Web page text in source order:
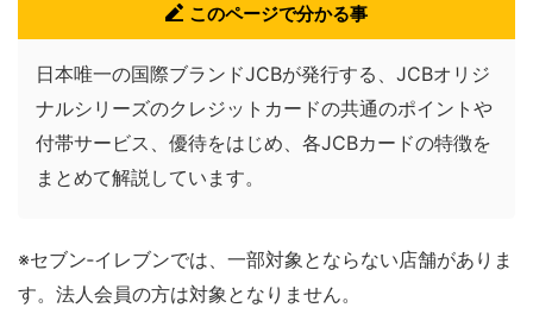
このページで分かる事
日本唯一の国際ブランドJCBが発行する、JCBオリジ
ナルシリーズのクレジットカードの共通のポイントや
付帯サービス、優待をはじめ、各JCBカードの特徴を
まとめて解説しています。
※セブン‐イレブンでは、一部対象とならない店舗がありま
す。法人会員の方は対象となりません。